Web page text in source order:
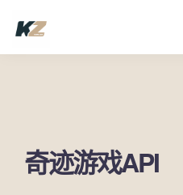
奇迹游戏API